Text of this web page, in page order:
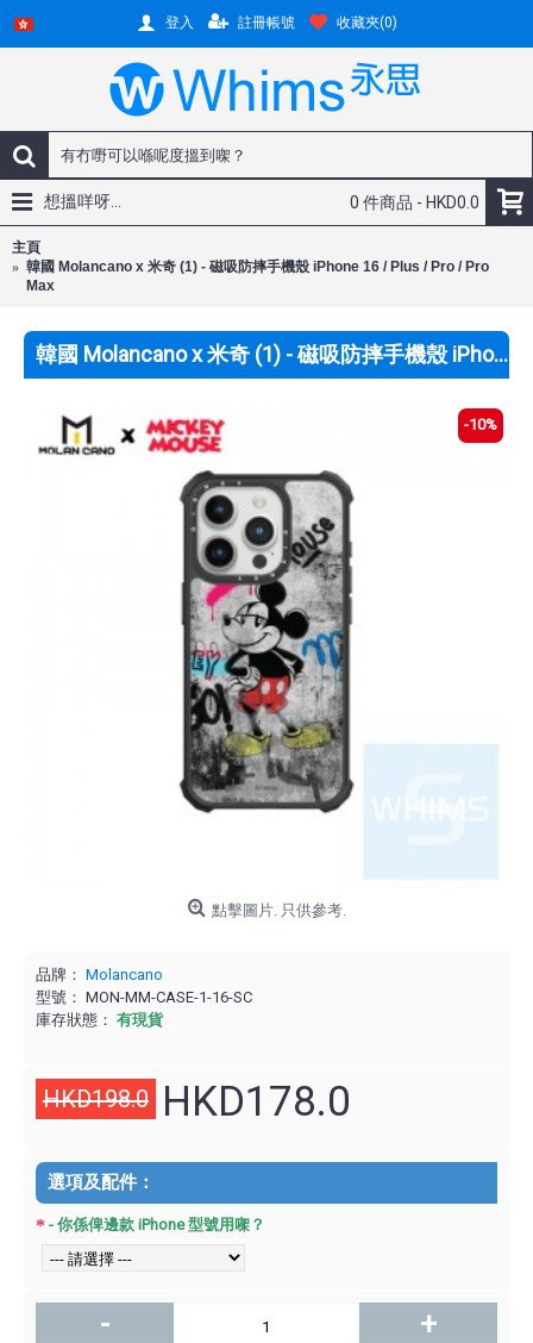
登入 註冊帳號 收藏夾(0)
0 件商品 - HKD0.0
想搵咩呀...
主頁
韓國 Molancano x 米奇 (1) - 磁吸防摔手機殼 iPhone 16 / Plus / Pro / Pro
Max
韓國 Molancano x 米奇 (1) - 磁吸防摔手機殼 iPhone 16 / Plus / Pro / Pro Max
-10%
點擊圖片. 只供參考.
品牌： Molancano
型號： MON-MM-CASE-1-16-SC
庫存狀態： 有現貨
HKD198.0 HKD178.0
選項及配件：
- 你係俾邊款 iPhone 型號用㗎？
- +